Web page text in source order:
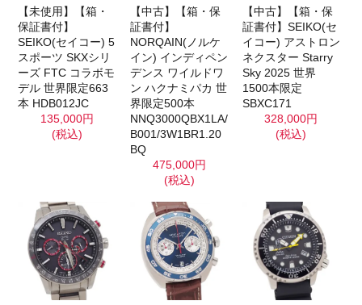
【未使用】【箱・
保証書付】
SEIKO(セイコー) 5
スポーツ SKXシリ
ーズ FTC コラボモ
デル 世界限定663
本 HDB012JC
135,000円
(税込)
【中古】【箱・保
証書付】
NORQAIN(ノルケ
イン) インディペン
デンス ワイルドワ
ン ハクナミパカ 世
界限定500本
NNQ3000QBX1LA/
B001/3W1BR1.20
BQ
475,000円
(税込)
【中古】【箱・保
証書付】SEIKO(セ
イコー) アストロン
ネクスター Starry
Sky 2025 世界
1500本限定
SBXC171
328,000円
(税込)